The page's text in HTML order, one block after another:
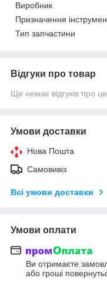
Виробник
Призначення
Тип запчастини
Відгуки про товар
Ще немає відгуків про
Умови доставки
Нова Пошта
Самовивіз
Всі умови доставки
Умови оплати
Ви отримаєте
або гроші